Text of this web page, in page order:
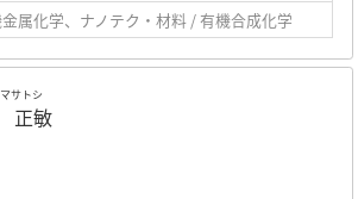
属化学、ナノテク・材料 / 有機合成化学
サトシ
正敏